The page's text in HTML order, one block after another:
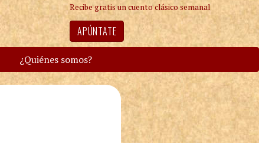
Recibe gratis un cuento clásico semanal
APÚNTATE
¿Quiénes somos?